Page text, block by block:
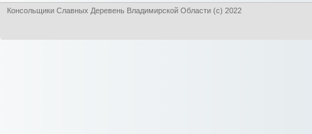
Консольщики Славных Деревень Владимирской Области (с) 2022